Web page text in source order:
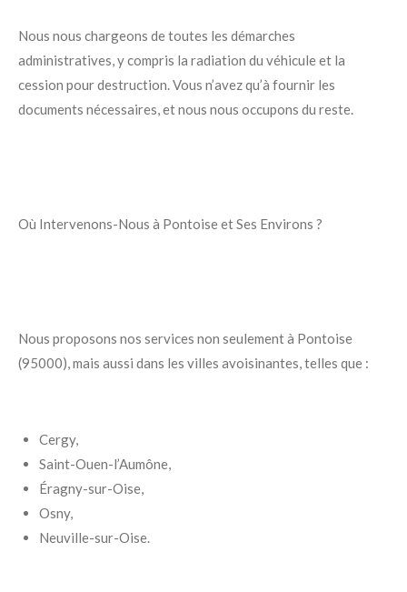
Nous nous chargeons de toutes les démarches
administratives, y compris la radiation du véhicule et la
cession pour destruction. Vous n’avez qu’à fournir les
documents nécessaires, et nous nous occupons du reste.
Où Intervenons-Nous à Pontoise et Ses Environs ?
Nous proposons nos services non seulement à Pontoise
(95000), mais aussi dans les villes avoisinantes, telles que :
Cergy,
Saint-Ouen-l’Aumône,
Éragny-sur-Oise,
Osny,
Neuville-sur-Oise.